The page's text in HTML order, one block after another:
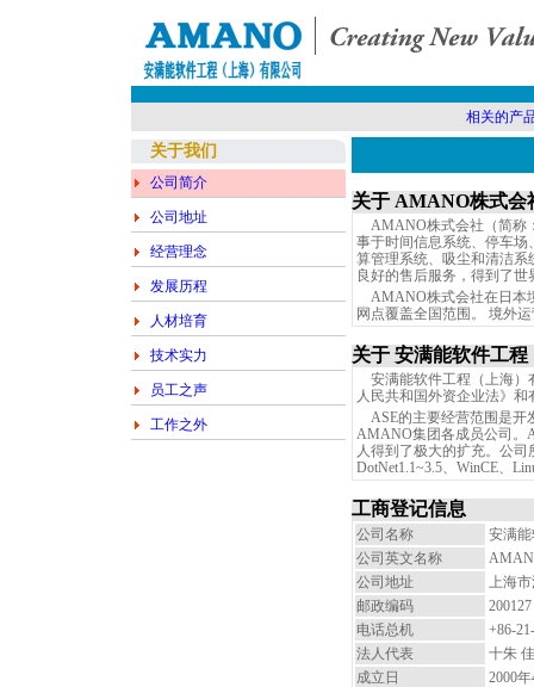
相关的产
关于我们
公司简介
公司地址
经营理念
发展历程
人材培育
技术实力
员工之声
工作之外
关于 AMANO株式会
AMANO株式会社（简称
事于时间信息系统、停车
算管理系统、吸尘和清洁
良好的售后服务，得到了
AMANO株式会社在日本
网点覆盖全国范围。 境外
关于 安满能软件工
安满能软件工程（上海）
人民共和国外资企业法》
ASE的主要经营范围是开
AMANO集团各成员公司。
人得到了极大的扩充。公
DotNet1.1~3.5、WinCE、
工商登记信息
公司名称
安满
公司英文名称
公司地址
上海市
邮政编码
200127
电话总机
+86-
法人代表
十朱
成立日
2000